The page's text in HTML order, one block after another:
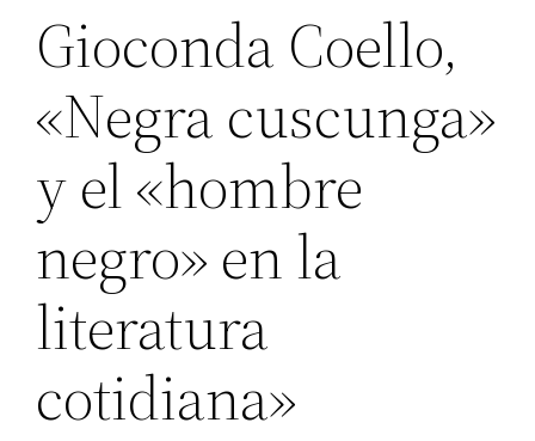
Gioconda Coello,
«Negra cuscunga»
y el «hombre
negro» en la
literatura
cotidiana»